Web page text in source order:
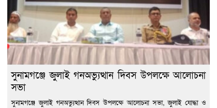
সুনামগঞ্জে জুলাই গনঅভ্যুত্থান দিবস উপলক্ষে আলোচনা
সভা
সুনামগঞ্জে জুলাই গনঅভ্যুত্থান দিবস উপলক্ষে আলোচনা সভা, জুলাই যোদ্ধা ও